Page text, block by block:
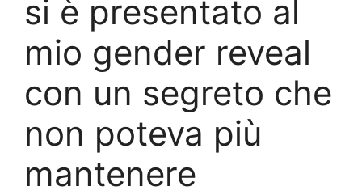
si è presentato al
mio gender reveal
con un segreto che
non poteva più
mantenere